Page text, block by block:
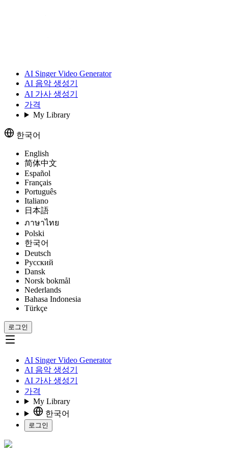
AI Singer Video Generator
AI 음악 생성기
AI 가사 생성기
가격
My Library
한국어
English
简体中文
Español
Français
Português
Italiano
日本語
ภาษาไทย
Polski
한국어
Deutsch
Русский
Dansk
Norsk bokmål
Nederlands
Bahasa Indonesia
Türkçe
로그인
AI Singer Video Generator
AI 음악 생성기
AI 가사 생성기
가격
My Library
한국어
로그인